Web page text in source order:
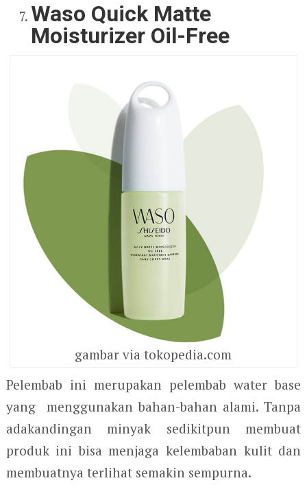
Waso Quick Matte
Moisturizer Oil-Free
gambar via tokopedia.com
Pelembab ini merupakan pelembab water base
yang menggunakan bahan-bahan alami. Tanpa
adakandingan minyak sedikitpun membuat
produk ini bisa menjaga kelembaban kulit dan
membuatnya terlihat semakin sempurna.